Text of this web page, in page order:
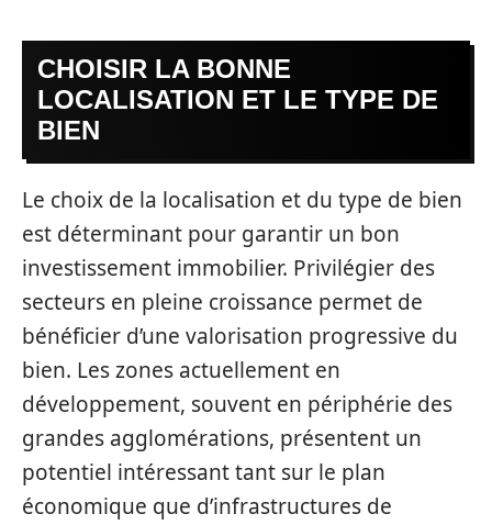
CHOISIR LA BONNE
LOCALISATION ET LE TYPE DE
BIEN
Le choix de la localisation et du type de bien
est déterminant pour garantir un bon
investissement immobilier. Privilégier des
secteurs en pleine croissance permet de
bénéficier d’une valorisation progressive du
bien. Les zones actuellement en
développement, souvent en périphérie des
grandes agglomérations, présentent un
potentiel intéressant tant sur le plan
économique que d’infrastructures de